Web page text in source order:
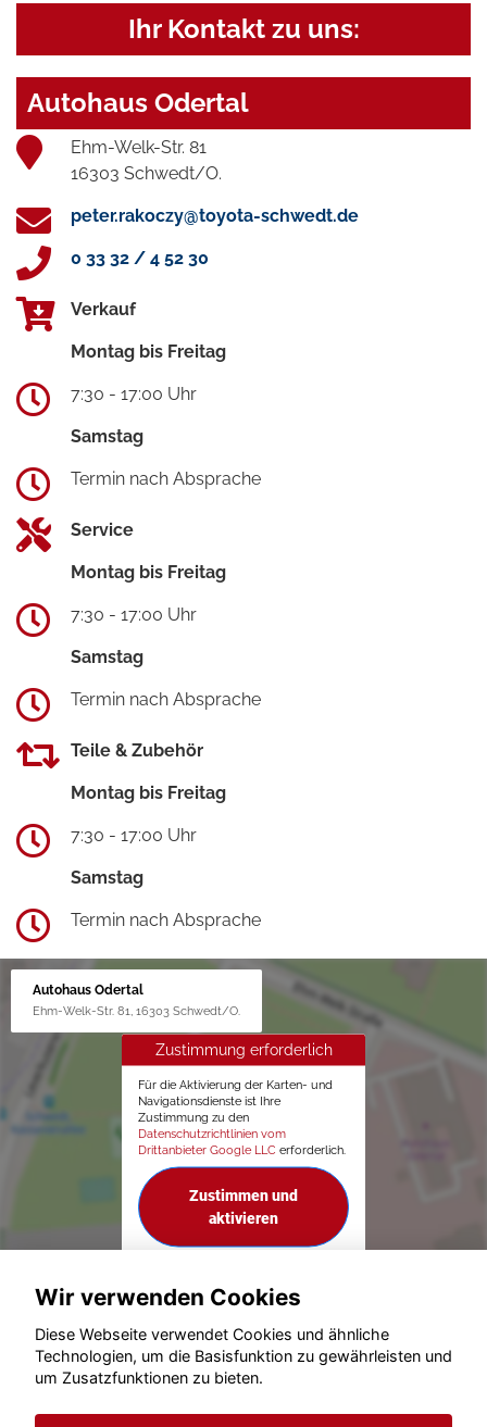
Ihr Kontakt zu uns:
Autohaus Odertal
Ehm-Welk-Str. 81
16303 Schwedt/O.
peter.rakoczy@toyota-schwedt.de
0 33 32 / 4 52 30
Verkauf
Montag bis Freitag
7:30 - 17:00 Uhr
Samstag
Termin nach Absprache
Service
Montag bis Freitag
7:30 - 17:00 Uhr
Samstag
Termin nach Absprache
Teile & Zubehör
Montag bis Freitag
7:30 - 17:00 Uhr
Samstag
Termin nach Absprache
Autohaus Odertal
Ehm-Welk-Str. 81, 16303 Schwedt/O.
Zustimmung erforderlich
Für die Aktivierung der Karten- und
Navigationsdienste ist Ihre
Zustimmung zu den
Datenschutzrichtlinien vom
Drittanbieter Google LLC erforderlich.
Zustimmen und
aktivieren
© konjunkturmotor.de GmbH 2020 - 2026
Wir verwenden Cookies
Diese Webseite verwendet Cookies und ähnliche
Technologien, um die Basisfunktion zu gewährleisten und
um Zusatzfunktionen zu bieten.